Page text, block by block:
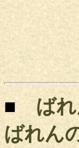
■
ば
ばれん